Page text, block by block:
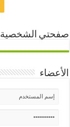
صفحتي الشخصية
الأعضاء